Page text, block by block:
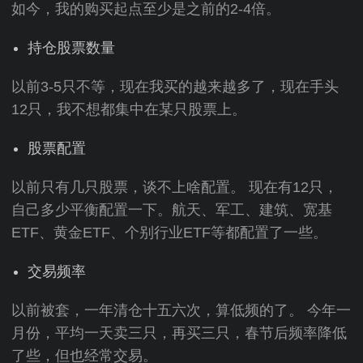
如今，我的购买起点至少是之前的2-4倍。
持仓股票数量
以前3-5只不等，现在我买的越来越多了，现在手头
12只，我不想都集中在某只股票上。
股票配置
以前只有几只股票，谈不上啥配置。 现在有12只，
自己多少平衡配置一下。航天、军工、建筑、宽基
ETF、黄金ETF、个别行业ETF等都配置了一些。
交易频率
以前被套，一年清仓十五六次，算低频的了。 今年一
月份，平均一天卖三只，再买三只，春节后频率降低
了些，但也经常交易。